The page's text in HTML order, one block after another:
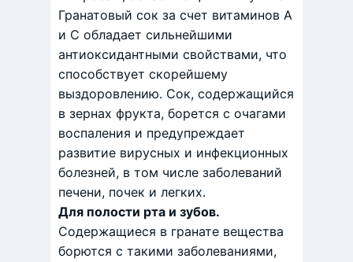
Гранатовый сок за счет витаминов А
и С обладает сильнейшими
антиоксидантными свойствами, что
способствует скорейшему
выздоровлению. Сок, содержащийся
в зернах фрукта, борется с очагами
воспаления и предупреждает
развитие вирусных и инфекционных
болезней, в том числе заболеваний
печени, почек и легких.
Для полости рта и зубов.
Содержащиеся в гранате вещества
борются с такими заболеваниями,